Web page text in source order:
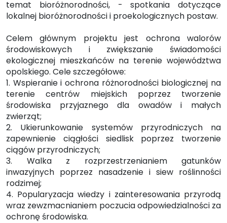
temat bioróżnorodności, - spotkania dotyczące
lokalnej bioróżnorodności i proekologicznych postaw.
Celem głównym projektu jest ochrona walorów
środowiskowych i zwiększanie świadomości
ekologicznej mieszkańców na terenie województwa
opolskiego. Cele szczegółowe:
1. Wspieranie i ochrona różnorodności biologicznej na
terenie centrów miejskich poprzez tworzenie
środowiska przyjaznego dla owadów i małych
zwierząt;
2. Ukierunkowanie systemów przyrodniczych na
zapewnienie ciągłości siedlisk poprzez tworzenie
ciągów przyrodniczych;
3. Walka z rozprzestrzenianiem gatunków
inwazyjnych poprzez nasadzenie i siew roślinności
rodzimej;
4. Popularyzacja wiedzy i zainteresowania przyrodą
wraz zewzmacnianiem poczucia odpowiedzialności za
ochronę środowiska.